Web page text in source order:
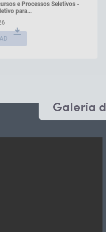
e Processos Seletivos -
para...
Galeria